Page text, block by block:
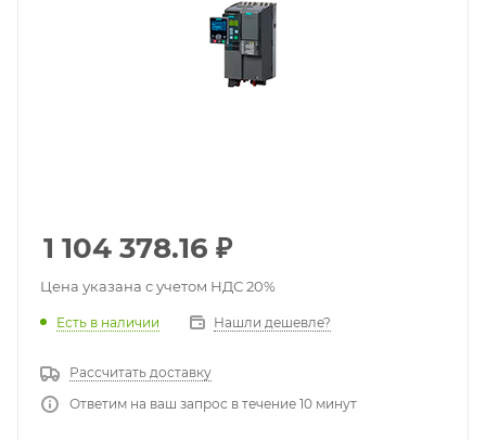
1 104 378.16 ₽
Цена указана с учетом НДС 20%
Есть в наличии Нашли дешевле?
Рассчитать доставку
Ответим на ваш запрос в течение 10 минут